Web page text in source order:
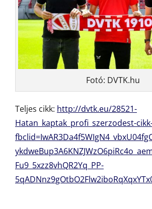
Fotó: DVTK.hu
Teljes cikk: http://dvtk.eu/28521-
Hatan_kaptak_profi_szerzodest-
Fu9_5xzz8vhQR2Yq_PP-